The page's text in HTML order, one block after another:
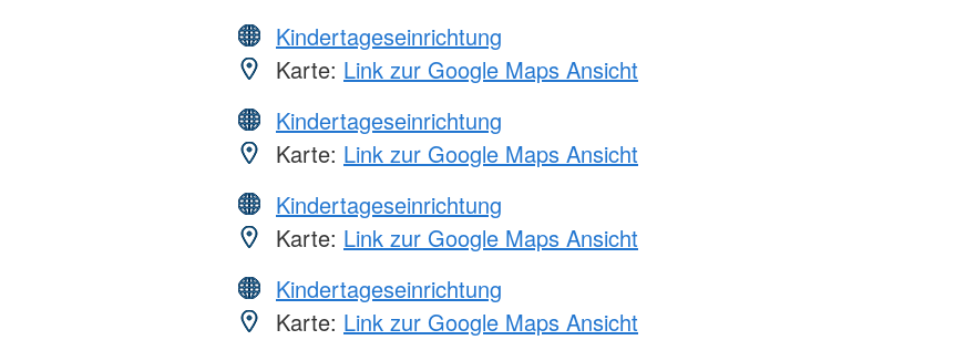
Kindertageseinrichtung
Karte: Link zur Google Maps Ansicht
Kindertageseinrichtung
Karte: Link zur Google Maps Ansicht
Kindertageseinrichtung
Karte: Link zur Google Maps Ansicht
Kindertageseinrichtung
Karte: Link zur Google Maps Ansicht